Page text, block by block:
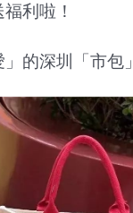
利啦！
的深圳「市包」